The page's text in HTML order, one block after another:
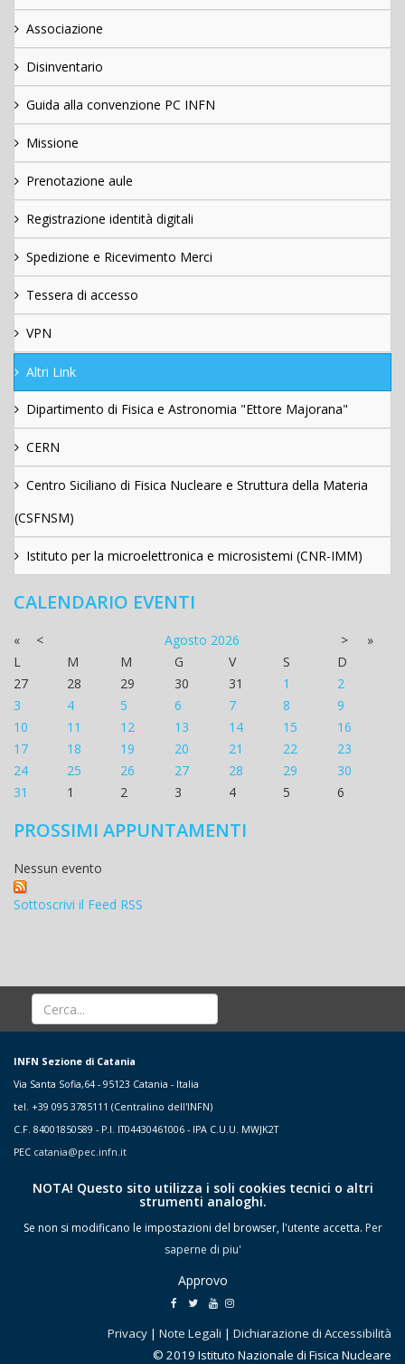
Associazione
Disinventario
Guida alla convenzione PC INFN
Missione
Prenotazione aule
Registrazione identità digitali
Spedizione e Ricevimento Merci
Tessera di accesso
VPN
Altri Link
Dipartimento di Fisica e Astronomia "Ettore Majorana"
CERN
Centro Siciliano di Fisica Nucleare e Struttura della Materia
(CSFNSM)
Istituto per la microelettronica e microsistemi (CNR-IMM)
CALENDARIO EVENTI
« < Agosto 2026 >
»
L
M M G V S
D
27
28 29 30 31 1
2
3
4 5 6 7 8
9
10
11 12 13 14 15
16
17
18 19 20 21 22
23
24
25 26 27 28 29
30
31
1 2 3 4 5 6
PROSSIMI APPUNTAMENTI
Nessun evento
Sottoscrivi il Feed RSS
INFN Sezione di Catania
Via Santa Sofia,64 - 95123 Catania - Italia
tel. +39 095 3785111 (Centralino dell'INFN)
C.F. 84001850589 - P.I. IT04430461006 - IPA C.U.U. MWJK2T
PEC catania@pec.infn.it
NOTA! Questo sito utilizza i soli cookies tecnici o altri
strumenti analoghi.
Se non si modificano le impostazioni del browser, l'utente accetta. Per
saperne di piu'
Approvo
Privacy | Note Legali | Dichiarazione di Accessibilità
© 2019 Istituto Nazionale di Fisica Nucleare